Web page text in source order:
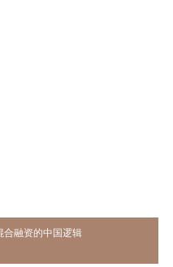
合融资的中国逻辑